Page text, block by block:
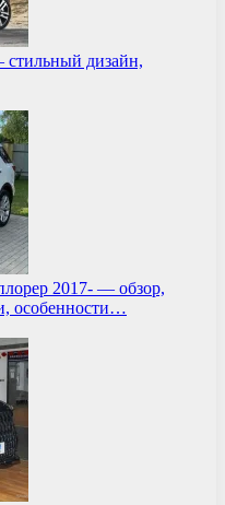
дизайн,
2017- — обзор,
особенности…